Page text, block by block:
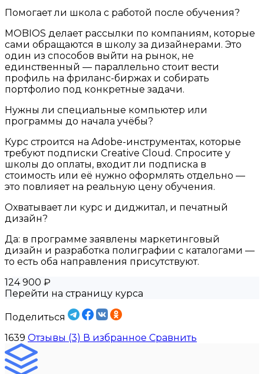
Помогает ли школа с работой после обучения?
MOBIOS делает рассылки по компаниям, которые
сами обращаются в школу за дизайнерами. Это
один из способов выйти на рынок, не
единственный — параллельно стоит вести
профиль на фриланс-биржах и собирать
портфолио под конкретные задачи.
Нужны ли специальные компьютер или
программы до начала учёбы?
Курс строится на Adobe-инструментах, которые
требуют подписки Creative Cloud. Спросите у
школы до оплаты, входит ли подписка в
стоимость или её нужно оформлять отдельно —
это повлияет на реальную цену обучения.
Охватывает ли курс и диджитал, и печатный
дизайн?
Да: в программе заявлены маркетинговый
дизайн и разработка полиграфии с каталогами —
то есть оба направления присутствуют.
124 900 ₽
Перейти на страницу курса
Поделиться
1639 Отзывы (3) В избранное Сравнить